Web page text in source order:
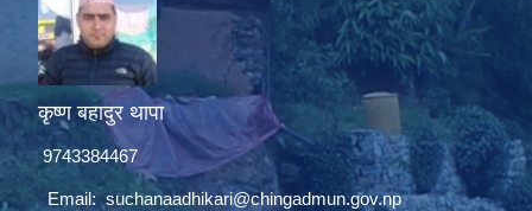
कृष्ण बहादुर थापा
9743384467
Email:suchanaadhikari@chingadmun.gov.np